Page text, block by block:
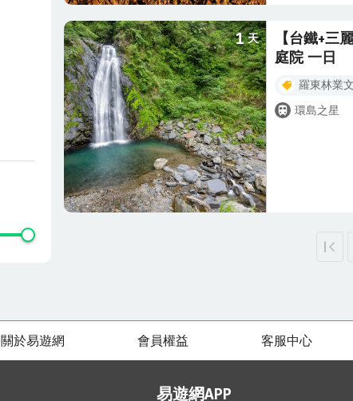
1 天
【台鐵+三
庭院 一日
羅東林業
環島之星
關於易遊網 會員權益 客服中心
易遊網APP